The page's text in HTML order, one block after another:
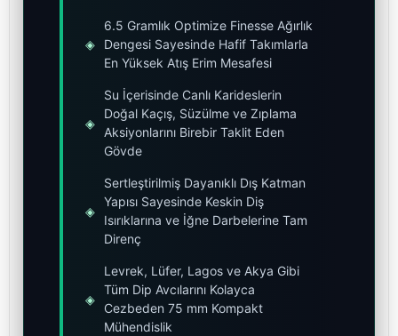
◈
6.5 Gramlık Optimize Finesse Ağırlık
Dengesi Sayesinde Hafif Takımlarla
En Yüksek Atış Erim Mesafesi
◈
Su İçerisinde Canlı Karideslerin
Doğal Kaçış, Süzülme ve Zıplama
Aksiyonlarını Birebir Taklit Eden
Gövde
◈
Sertleştirilmiş Dayanıklı Dış Katman
Yapısı Sayesinde Keskin Diş
Isırıklarına ve İğne Darbelerine Tam
Direnç
◈
Levrek, Lüfer, Lagos ve Akya Gibi
Tüm Dip Avcılarını Kolayca
Cezbeden 75 mm Kompakt
Mühendislik